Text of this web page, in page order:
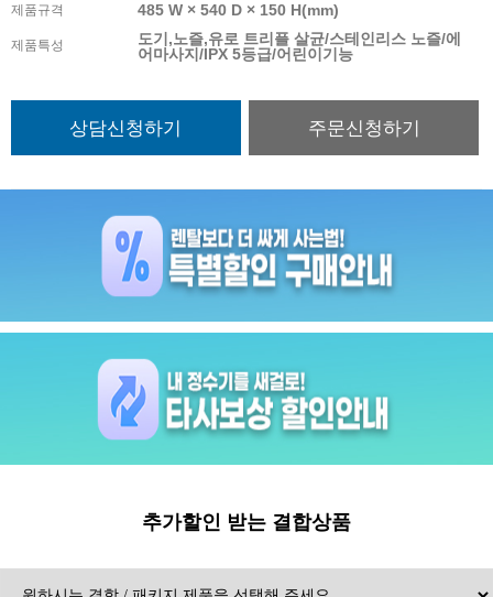
제품규격 485 W × 540 D × 150 H(mm)
제품특성
도기,노즐,유로 트리플 살균/스테인리스 노즐/에
어마사지/IPX 5등급/어린이기능
추가할인 받는 결합상품